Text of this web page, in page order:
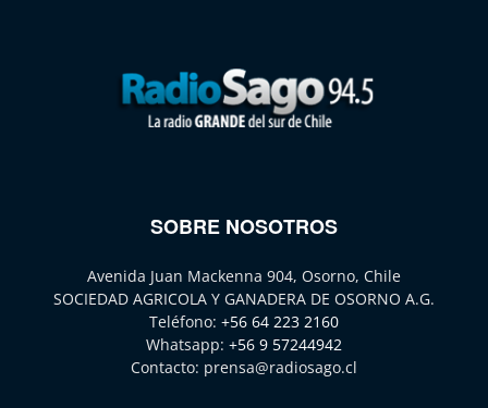
SOBRE NOSOTROS
Avenida Juan Mackenna 904, Osorno, Chile
SOCIEDAD AGRICOLA Y GANADERA DE OSORNO A.G.
Teléfono: +56 64 223 2160
Whatsapp: +56 9 57244942
Contacto: prensa@radiosago.cl